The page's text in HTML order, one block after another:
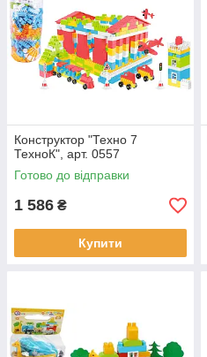
Конструктор "Техно 7
ТехноК", арт. 0557
Готово до відправки
1 586 ₴
Купити